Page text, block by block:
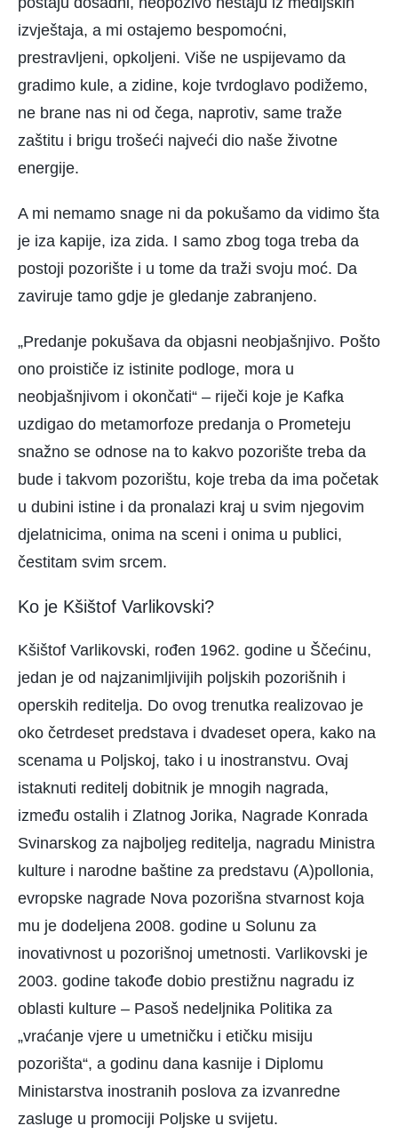
izvještaja, a mi ostajemo bespomoćni,
prestravljeni, opkoljeni. Više ne uspijevamo da
gradimo kule, a zidine, kοje tvrdoglavo podižemo,
ne brane nas ni od čega, naprotiv, same traže
zaštitu i brigu trošeći najveći dio naše životne
energije.
A mi nemamo snage ni da pokušamo da vidimo šta
je iza kapije, iza zida. I samo zbog toga treba da
postoji pozorište i u tome da traži svoju moć. Da
zaviruje tamo gdje je gledanje zabranjeno.
„Predanje pokušava da objasni neobjašnjivo. Pošto
ono proističe iz istinite podloge, mora u
neobjašnjivom i okončati“ – riječi koje je Kafka
uzdigao do metamorfoze predanja o Prometeju
snažno se odnose na to kakvo pozorište treba da
bude i takvom pozorištu, koje treba da ima početak
u dubini istine i da pronalazi kraj u svim njegovim
djelatnicima, onima na sceni i onima u publici,
čestitam svim srcem.
Ko je Kšištof Varlikovski?
Kšištof Varlikovski, rođen 1962. godine u Ščećinu,
jedan je od najzanimljivijih poljskih pozorišnih i
operskih reditelja. Do ovog trenutka realizovao je
oko četrdeset predstava i dvadeset opera, kako na
scenama u Poljskoj, tako i u inostranstvu. Ovaj
istaknuti reditelj dobitnik je mnogih nagrada,
između ostalih i Zlatnog Jorika, Nagrade Konrada
Svinarskog za najboljeg reditelja, nagradu Ministra
kulture i narodne baštine za predstavu (A)pollonia,
evropske nagrade Nova pozorišna stvarnost koja
mu je dodeljena 2008. godine u Solunu za
inovativnost u pozorišnoj umetnosti. Varlikovski je
2003. godine takođe dobio prestižnu nagradu iz
oblasti kulture – Pasoš nedeljnika Politika za
„vraćanje vjere u umetničku i etičku misiju
pozorišta“, a godinu dana kasnije i Diplomu
Ministarstva inostranih poslova za izvanredne
zasluge u promociji Poljske u svijetu.